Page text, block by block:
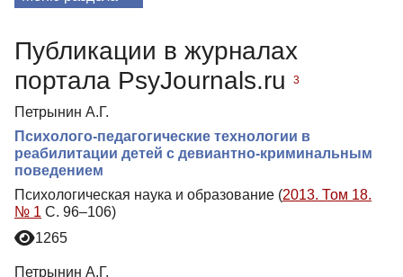
Публикации в журналах
портала PsyJournals.ru
3
Петрынин А.Г.
Психолого-педагогические технологии в
реабилитации детей с девиантно-криминальным
поведением
Психологическая наука и образование (2013. Том 18.
№ 1 С. 96–106)
1265
Петрынин А.Г.